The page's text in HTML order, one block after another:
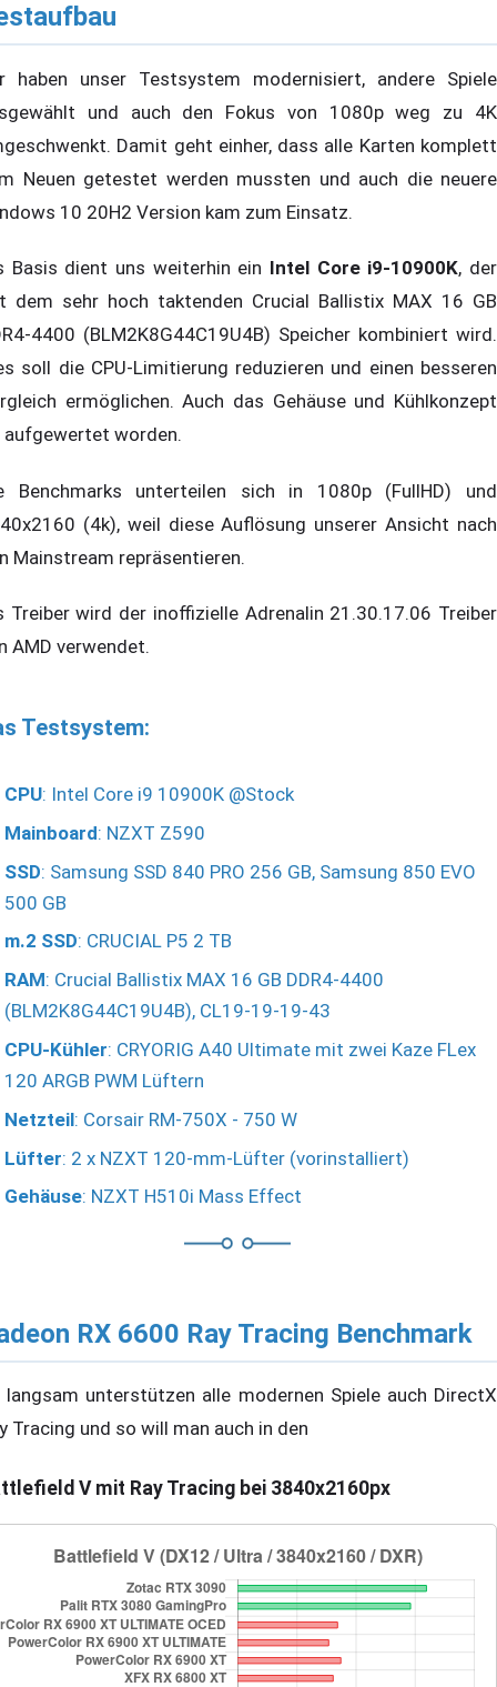
haben unser Testsystem modernisiert, andere Spiele
und auch den Fokus von 1080p weg zu 4K
Damit geht einher, dass alle Karten komplett
Neuen getestet werden mussten und auch die neuere
10 20H2 Version kam zum Einsatz.
Basis dient uns weiterhin ein Intel Core i9-10900K, der
dem sehr hoch taktenden Crucial Ballistix MAX 16 GB
4400 (BLM2K8G44C19U4B) Speicher kombiniert wird.
soll die CPU-Limitierung reduzieren und einen besseren
ermöglichen. Auch das Gehäuse und Kühlkonzept
worden.
Benchmarks unterteilen sich in 1080p (FullHD) und
(4k), weil diese Auflösung unserer Ansicht nach
Mainstream repräsentieren.
Treiber wird der inoffizielle Adrenalin 21.30.17.06 Treiber
AMD verwendet.
Testsystem:
CPU: Intel Core i9 10900K @Stock
Mainboard: NZXT Z590
SSD: Samsung SSD 840 PRO 256 GB, Samsung 850 EVO
500 GB
m.2 SSD: CRUCIAL P5 2 TB
RAM: Crucial Ballistix MAX 16 GB DDR4-4400
(BLM2K8G44C19U4B), CL19-19-19-43
CPU-Kühler: CRYORIG A40 Ultimate mit zwei Kaze FLex
120 ARGB PWM Lüftern
Netzteil: Corsair RM-750X - 750 W
Lüfter: 2 x NZXT 120-mm-Lüfter (vorinstalliert)
Gehäuse: NZXT H510i Mass Effect
RX 6600 Ray Tracing Benchmark
langsam unterstützen alle modernen Spiele auch DirectX
Tracing und so will man auch in den
V mit Ray Tracing bei 3840x2160px